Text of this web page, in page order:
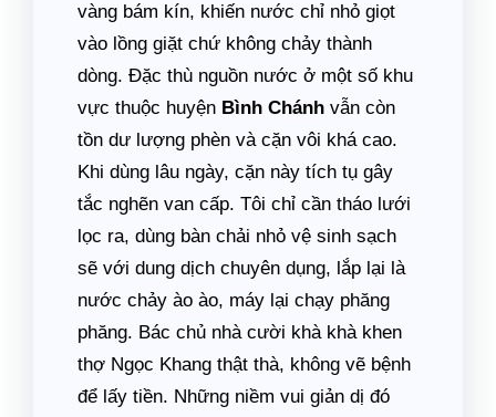
vàng bám kín, khiến nước chỉ nhỏ giọt
vào lồng giặt chứ không chảy thành
dòng. Đặc thù nguồn nước ở một số khu
vực thuộc huyện Bình Chánh vẫn còn
tồn dư lượng phèn và cặn vôi khá cao.
Khi dùng lâu ngày, cặn này tích tụ gây
tắc nghẽn van cấp. Tôi chỉ cần tháo lưới
lọc ra, dùng bàn chải nhỏ vệ sinh sạch
sẽ với dung dịch chuyên dụng, lắp lại là
nước chảy ào ào, máy lại chạy phăng
phăng. Bác chủ nhà cười khà khà khen
thợ Ngọc Khang thật thà, không vẽ bệnh
để lấy tiền. Những niềm vui giản dị đó